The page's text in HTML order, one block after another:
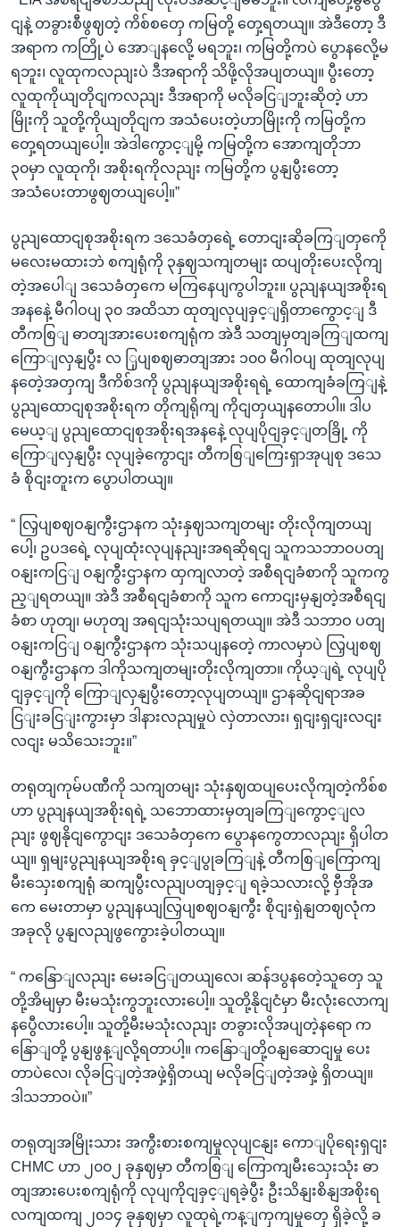
ငျနဲ့ တခွားစီဖွဈတဲ့ ကိစ်စတှေ ကမြတို့ တှေ့ရတယျ။ အဲဒီတော့ ဒီ
အရာက ကတြို့ပဲ အောျနလေို့ မရဘူး၊ ကမြတို့ကပဲ ပွောနလေို့မ
ရဘူး၊ လူထုကလညျးပဲ ဒီအရာကို သိဖို့လိုအပျတယျ။ ပွီးတော့
လူထုကိုယျတိုငျကလညျး ဒီအရာကို မလိုခငြျဘူးဆိုတဲ့ ဟာ
မြိုးကို သူတို့ကိုယျတိုငျက အသံပေးတဲ့ဟာမြိုးကို ကမြတို့က
တှေ့ရတယျပေါ့။ အဲဒါကွောင့ျမို့ ကမြတို့က အောကျတိုဘာ
၃၀မှာ လူထုကို၊ အစိုးရကိုလညျး ကမြတို့က ပွနျပွီးတော့
အသံပေးတာဖွဈတယျပေါ့။”
ပွညျထောငျစုအစိုးရက ဒသေခံတှရေဲ့ တောငျးဆိုခကြျတှကေို
မလေးမထားဘဲ စကျရုံကို ၃နှဈသကျတမျး ထပျတိုးပေးလိုကျ
တဲ့အပေါျ ဒသေခံတှကေ မကြနေပျကွပါဘူး။ ပွညျနယျအစိုးရ
အနနေဲ့ မီဂါဝပျ ၃၀ အထိသာ ထုတျလုပျခှင့ျရှိတာကွောင့ျ ဒီ
တီကစြျ ဓာတျအားပေးစကျရုံက အဲဒီ သတျမှတျခကြျထကျ
ကြောျလှနျပွီး လ ြှပျစဈဓာတျအား ၁၀၀ မီဂါဝပျ ထုတျလုပျ
နတေဲ့အတှကျ ဒီကိစ်ဒကို ပွညျနယျအစိုးရရဲ့ ထောကျခံခကြျနဲ့
ပွညျထောငျစုအစိုးရက တိုကျရိုကျ ကိုငျတှယျနတောပါ။ ဒါပ
မေယ့ျ ပွညျထောငျစုအစိုးရအနနေဲ့ လုပျပိုငျခှင့ျတခြို့ ကို
ကြောျလှနျပွီး လုပျခဲ့ကွောငျး တီကစြျကြေးရှာအုပျစု ဒသေ
ခံ စိုငျးတူးက ပွောပါတယျ။
“ လြှပျစဈဝနျကွီးဌာနက သုံးနှဈသကျတမျး တိုးလိုကျတယျ
ပေါ့၊ ဥပဒရေဲ့ လုပျထုံးလုပျနညျးအရဆိုရငျ သူကသဘာဝပတျ
ဝနျးကငြျ ဝနျကွီးဌာနက ထှကျလာတဲ့ အစီရငျခံစာကို သူကကွ
ည့ျရတယျ။ အဲဒီ အစီရငျခံစာကို သူက ကောငျးမှနျတဲ့အစီရငျ
ခံစာ ဟုတျ၊ မဟုတျ အရငျသုံးသပျရတယျ။ အဲဒီ သဘာဝ ပတျ
ဝနျးကငြျ ဝနျကွီးဌာနက သုံးသပျနတေဲ့ ကာလမှာပဲ လြှပျစဈ
ဝနျကွီးဌာနက ဒါကိုသကျတမျးတိုးလိုကျတာ။ ကိုယ့ျရဲ့ လုပျပို
ငျခှင့ျကို ကြောျလှနျပွီးတော့လုပျတယျ။ ဌာနဆိုငျရာအခ
ငြျးခငြျးကွားမှာ ဒါနားလညျမှုပဲ လှဲတာလား၊ ရှငျးရှငျးလငျး
လငျး မသိသေးဘူး။”
တရုတျကုမ်ပဏီကို သကျတမျး သုံးနှဈထပျပေးလိုကျတဲ့ကိစ်စ
ဟာ ပွညျနယျအစိုးရရဲ့ သဘောထားမှတျခကြျကွောင့ျလ
ညျး ဖွဈနိုငျကွောငျး ဒသေခံတှကေ ပွောနကွေတာလညျး ရှိပါတ
ယျ။ ရှမျးပွညျနယျအစိုးရ ခှင့ျပွုခကြျနဲ့ တီကစြျကြောကျ
မီးသှေးစကျရုံ ဆကျပွီးလညျပတျခှင့ျ ရခဲ့သလားလို့ ဗှီအိုအ
ကေ မေးတာမှာ ပွညျနယျလြှပျစဈဝနျကွီး စိုငျးရှဲနျတဈလုံက
အခုလို ပွနျလညျဖွကွေားခဲ့ပါတယျ။
“ ကနြောျလညျး မေးခငြျတယျလေ၊ ဆန်ဒပွနတေဲ့သူတှေ သူ
တို့အိမျမှာ မီးမသုံးကွဘူးလားပေါ့။ သူတို့နိုငျငံမှာ မီးလုံးလောကျ
နပွေီလားပေါ့။ သူတို့မီးမသုံးလညျး တခွားလိုအပျတဲ့နရော က
နြောျတို့ ပွနျဖွန့ျလို့ရတာပါ့။ ကနြောျတို့ဝနျဆောငျမှု ပေး
တာပဲလေ၊ လိုခငြျတဲ့အဖှဲ့ရှိတယျ မလိုခငြျတဲ့အဖှဲ့ ရှိတယျ။
ဒါသဘာဝပဲ။”
တရုတျအမြိုးသား အကွီးစားစကျမှုလုပျငနျး ကောျပိုရေးရှငျး
CHMC ဟာ ၂၀၀၂ ခုနှဈမှာ တီကစြျ ကြောကျမီးသှေးသုံး ဓာ
တျအားပေးစကျရုံကို လုပျကိုငျခှင့ျရခဲ့ပွီး ဦးသိနျးစိနျအစိုးရ
လကျထကျ ၂၀၁၄ ခုနှဈမှာ လူထုရဲ့ကန့ျကှကျမှုတှေ ရှိခဲ့လို့ ခ